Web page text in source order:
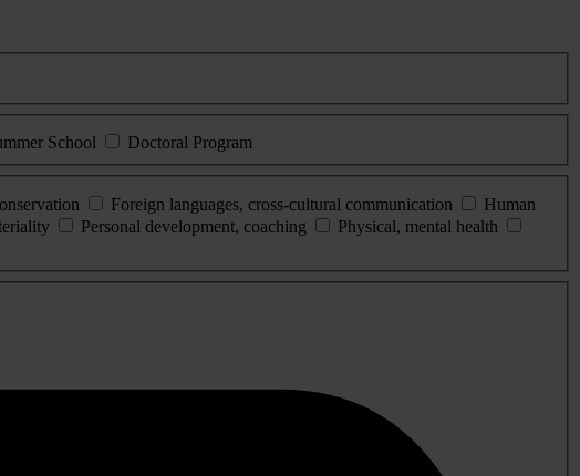
School
Doctoral Program
Foreign languages, cross-cultural communication
Human
Personal development, coaching
Physical, mental health